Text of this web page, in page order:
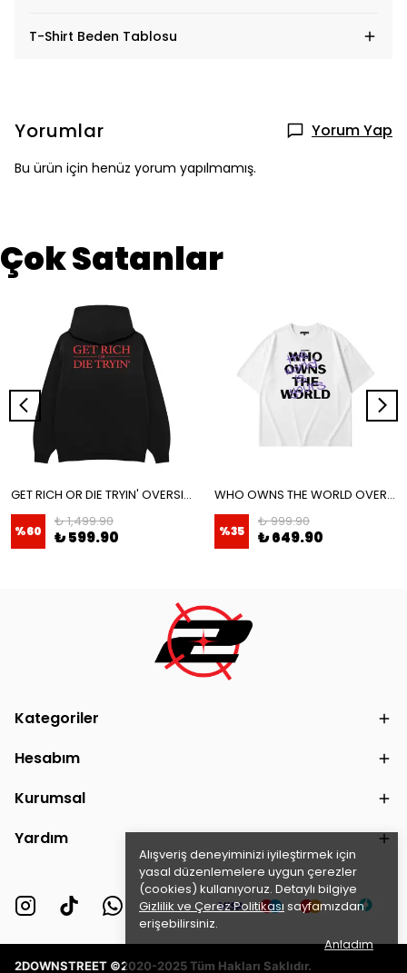
Alışveriş deneyiminizi iyileştirmek için
yasal düzenlemelere uygun çerezler
(cookies) kullanıyoruz. Detaylı bilgiye
Gizlilik ve Çerez Politikası sayfamızdan
erişebilirsiniz.
Anladım
T-Shirt Beden Tablosu
Yorumlar Yorum Yap
Bu ürün için henüz yorum yapılmamış.
Çok Satanlar
GET RICH OR DIE TRYIN' OVERSIZE HOODIE
%60
₺ 1,499.90
₺ 599.90
WHO OWNS THE WORLD OVERSIZE T-SHIRT
%35
₺ 999.90
₺ 649.90
Kategoriler
Hesabım
Kurumsal
Yardım
2DOWNSTREET ©2020-2025 Tüm Hakları Saklıdır.